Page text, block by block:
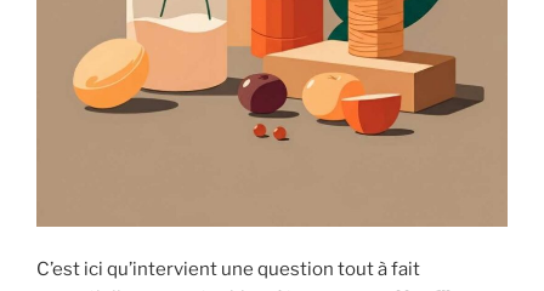
C’est ici qu’intervient une question tout à fait